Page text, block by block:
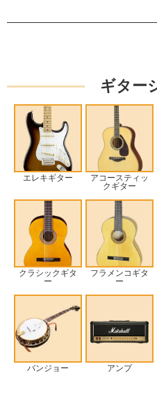
ギター
エレキギター
アコースティッ
クギター
クラシックギタ
ー
フラメンコギタ
ー
バンジョー アンプ